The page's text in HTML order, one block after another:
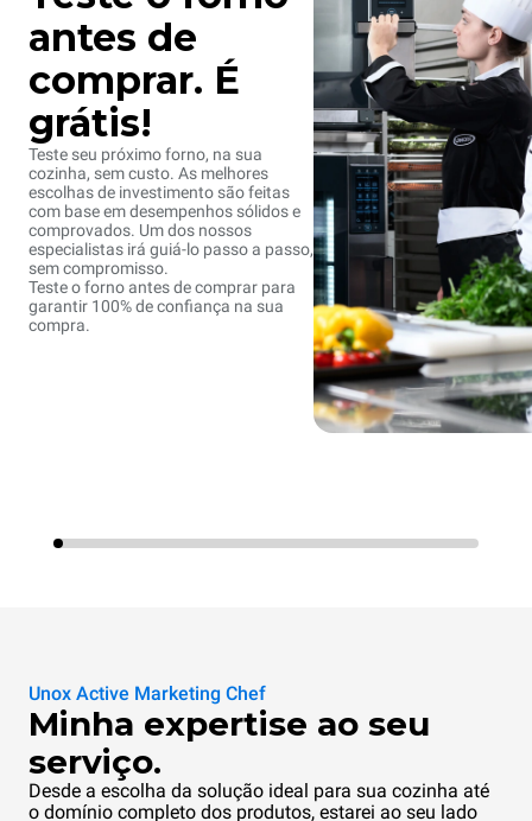
antes de
comprar. É
grátis!
Teste seu próximo forno, na sua
cozinha, sem custo. As melhores
escolhas de investimento são feitas
com base em desempenhos sólidos e
comprovados. Um dos nossos
especialistas irá guiá-lo passo a passo,
sem compromisso.
Teste o forno antes de comprar para
garantir 100% de confiança na sua
compra.
Unox Active Marketing Chef
Minha expertise ao seu
serviço.
Desde a escolha da solução ideal para sua cozinha até
o domínio completo dos produtos, estarei ao seu lado